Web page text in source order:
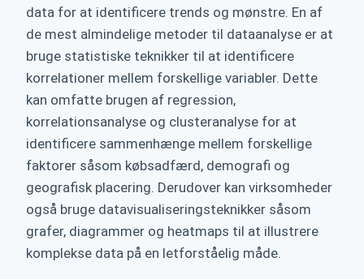
data for at identificere trends og mønstre. En af
de mest almindelige metoder til dataanalyse er at
bruge statistiske teknikker til at identificere
korrelationer mellem forskellige variabler. Dette
kan omfatte brugen af regression,
korrelationsanalyse og clusteranalyse for at
identificere sammenhænge mellem forskellige
faktorer såsom købsadfærd, demografi og
geografisk placering. Derudover kan virksomheder
også bruge datavisualiseringsteknikker såsom
grafer, diagrammer og heatmaps til at illustrere
komplekse data på en letforståelig måde.